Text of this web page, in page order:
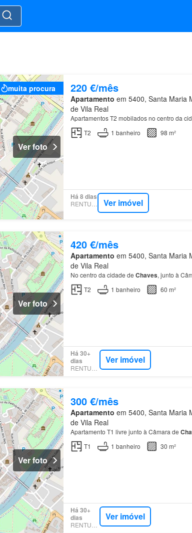
muita procura
Ver foto
220 €/mês
Apartamento em 5400, Santa Maria
de Vila Real
Apartamentos T2 mobilados no centro da
T2 1 banheiro 98 m²
Há 8 dias
RENTUMO Ver imóvel
Ver foto
420 €/mês
Apartamento em 5400, Santa Maria
de Vila Real
No centro da cidade de Chaves, junto à
T2
1 banheiro 60 m²
Há 30+
dias
RENTUMO
Ver imóvel
Ver foto
300 €/mês
Apartamento em 5400, Santa Maria
de Vila Real
Apartamento T1 livre junto à Câmara de
T1 1 banheiro 30 m²
Há 30+
dias
RENTUMO
Ver imóvel